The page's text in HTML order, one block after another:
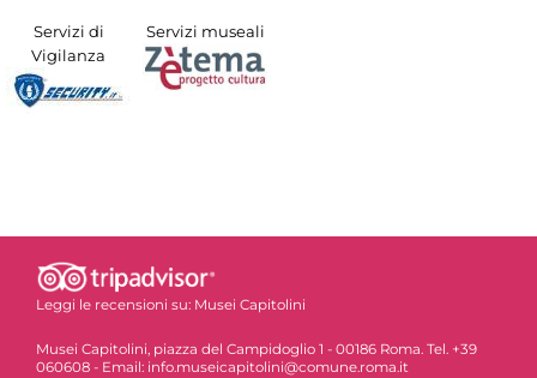
Servizi di
Vigilanza
Servizi museali
Leggi le recensioni su: Musei Capitolini
Musei Capitolini, piazza del Campidoglio 1 - 00186 Roma. Tel. +39
060608 - Email: info.museicapitolini@comune.roma.it